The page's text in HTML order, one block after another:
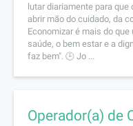
lutar diariamente para
abrir mão do cuidado, da
Economizar é mais do
saúde, o bem estar e a
faz bem". 🕒 Jo ...
Operador(a) de